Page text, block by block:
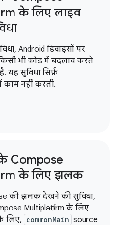
के लिए लाइव
Android डिवाइसों पर
भी कोड में बदलाव करते
यह सुविधा सिर्फ़
काम नहीं करती.
Compose
के लिए झलक
की झलक देखने की सुविधा,
Multiplatform के लिए
लिए, commonMain source